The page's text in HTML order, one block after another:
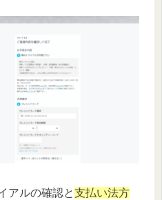
アルの確認と支払い法方